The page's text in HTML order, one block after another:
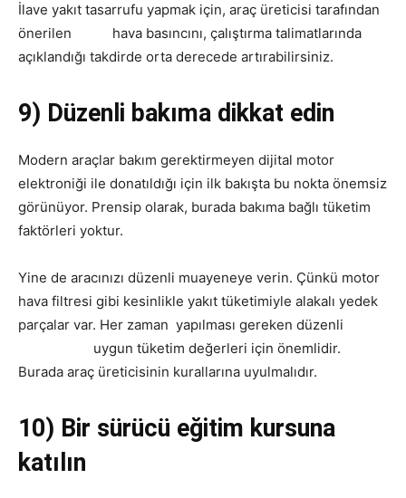
İlave yakıt tasarrufu yapmak için, araç üreticisi tarafından
önerilen
hava basıncını, çalıştırma talimatlarında
açıklandığı takdirde orta derecede artırabilirsiniz.
9) Düzenli bakıma dikkat edin
Modern araçlar bakım gerektirmeyen dijital motor
elektroniği ile donatıldığı için ilk bakışta bu nokta önemsiz
görünüyor. Prensip olarak, burada bakıma bağlı tüketim
faktörleri yoktur.
Yine de aracınızı düzenli muayeneye verin. Çünkü motor
hava filtresi gibi kesinlikle yakıt tüketimiyle alakalı yedek
parçalar var. Her zaman yapılması gereken düzenli
uygun tüketim değerleri için önemlidir.
Burada araç üreticisinin kurallarına uyulmalıdır.
10) Bir sürücü eğitim kursuna
katılın